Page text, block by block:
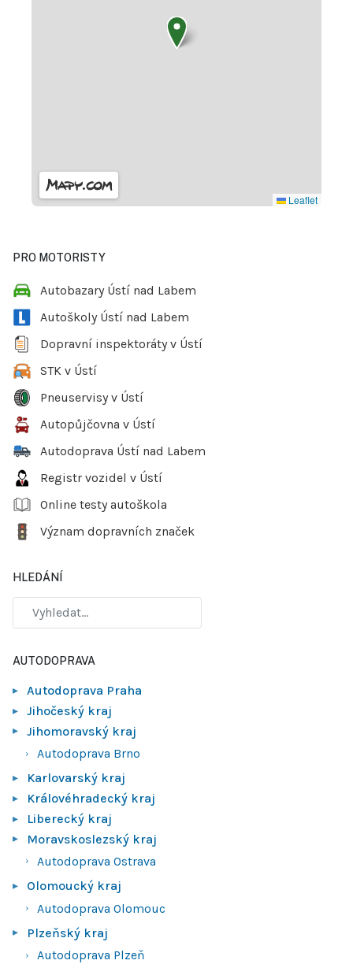
Leaflet
PRO MOTORISTY
Autobazary Ústí nad Labem
Autoškoly Ústí nad Labem
Dopravní inspektoráty v Ústí
STK v Ústí
Pneuservisy v Ústí
Autopůjčovna v Ústí
Autodoprava Ústí nad Labem
Registr vozidel v Ústí
Online testy autoškola
Význam dopravních značek
HLEDÁNÍ
AUTODOPRAVA
Autodoprava Praha
Jihočeský kraj
Jihomoravský kraj
Autodoprava Brno
Karlovarský kraj
Královéhradecký kraj
Liberecký kraj
Moravskoslezský kraj
Autodoprava Ostrava
Olomoucký kraj
Autodoprava Olomouc
Plzeňský kraj
Autodoprava Plzeň